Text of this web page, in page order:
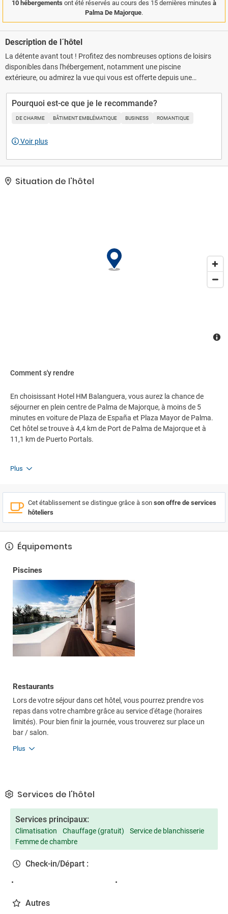
10 hébergements ont été réservés au cours des 15 dernières minutes à
Palma De Majorque.
Description de l´hôtel
La détente avant tout ! Profitez des nombreuses options de loisirs
disponibles dans l'hébergement, notamment une piscine
extérieure, ou admirez la vue qui vous est offerte depuis une
Internet gratuit, une cheminée dans le hall et un service
d'assistance pour les visites touristiques ou l'achat de billets.. Les
équipements et services proposés incluent un service de
un personnel polyglotte. Si vous devez organiser une réunion à
Pourquoi est-ce que je le recommande?
DE CHARME BÂTIMENT EMBLÉMATIQUE BUSINESS ROMANTIQUE
Voir plus
Situation de l'hôtel
Comment s'y rendre
En choisissant Hotel HM Balanguera, vous aurez la chance de
séjourner en plein centre de Palma de Majorque, à moins de 5
minutes en voiture de Plaza de España et Plaza Mayor de Palma.
Cet hôtel se trouve à 4,4 km de Port de Palma de Majorque et à
11,1 km de Puerto Portals.
Plus
Cet établissement se distingue grâce à son son offre de services
hôteliers
Équipements
Piscines
Restaurants
Lors de votre séjour dans cet hôtel, vous pourrez prendre vos
repas dans votre chambre grâce au service d'étage (horaires
limités). Pour bien finir la journée, vous trouverez sur place un
bar / salon.
Plus
Services de l'hôtel
Services principaux:
Climatisation Chauffage (gratuit)
Service de blanchisserie
Femme de chambre
Check-in/Départ :
Autres